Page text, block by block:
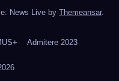
News Live by Themeansar.
Admitere 2023